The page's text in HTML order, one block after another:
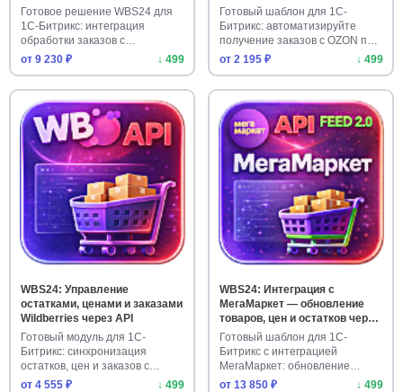
Готовое решение WBS24 для
1С-Битрикс: интеграция
обработки заказов с
МегаМаркет …
от 9 230 ₽ ↓ 499
Готовый шаблон для 1С-
Битрикс: автоматизируйте
получение заказов с OZON по
API. …
от 2 195 ₽ ↓ 499
WBS24: Управление
остатками, ценами и заказами
Wildberries через API
Готовый модуль для 1С-
Битрикс: синхронизация
остатков, цен и заказов с
Wildberri…
от 4 555 ₽ ↓ 499
WBS24: Интеграция с
МегаМаркет — обновление
товаров, цен и остатков через
API 2.0
Готовый шаблон для 1С-
Битрикс с интеграцией
МегаМаркет: обновление
товаров, цен …
от 13 850 ₽ ↓ 499